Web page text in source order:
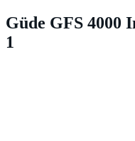
Güde GFS 4000
1